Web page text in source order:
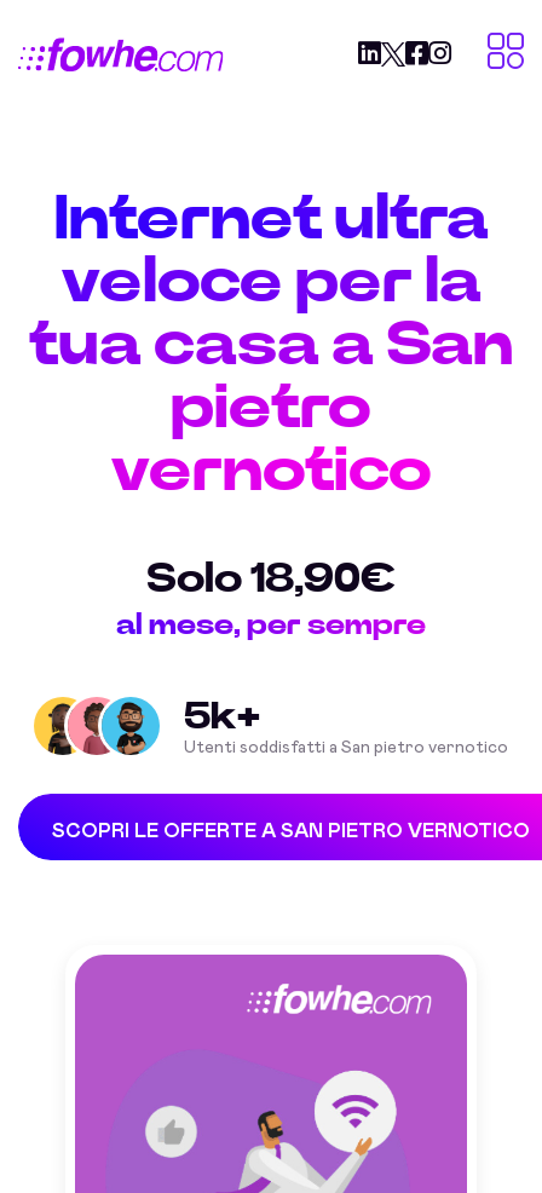
Internet ultra
veloce per la
tua casa a San
pietro
vernotico
Solo 18,90€
al mese, per sempre
5k+
Utenti soddisfatti a San pietro vernotico
SCOPRI LE OFFERTE A SAN PIETRO VERNOTICO